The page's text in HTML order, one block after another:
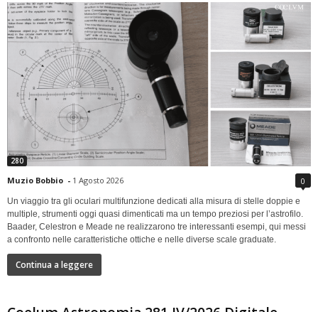
280
Muzio Bobbio - 1 Agosto 2026 0
Un viaggio tra gli oculari multifunzione dedicati alla misura di stelle doppie e
multiple, strumenti oggi quasi dimenticati ma un tempo preziosi per l’astrofilo.
Baader, Celestron e Meade ne realizzarono tre interessanti esempi, qui messi
a confronto nelle caratteristiche ottiche e nelle diverse scale graduate.
Continua a leggere